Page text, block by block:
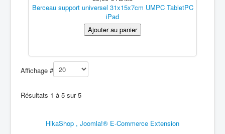
Berceau support universel 31x15x7cm UMPC TabletPC
iPad
Affichage #
Résultats 1 à 5 sur 5
HikaShop , Joomla!® E-Commerce Extension